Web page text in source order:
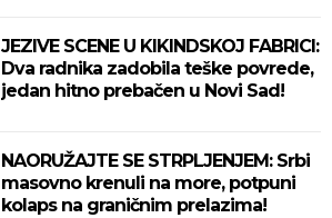
JEZIVE SCENE U KIKINDSKOJ FABRICI:
Dva radnika zadobila teške povrede,
jedan hitno prebačen u Novi Sad!
NAORUŽAJTE SE STRPLJENJEM: Srbi
masovno krenuli na more, potpuni
kolaps na graničnim prelazima!